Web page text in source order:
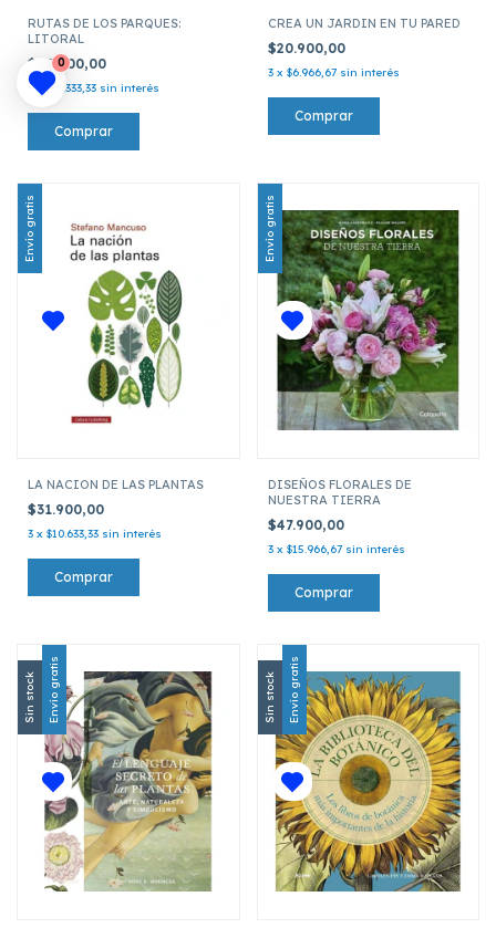
RUTAS DE LOS PARQUES:
LITORAL
$40.000,00
3 x$13.333,33 sin interés
CREA UN JARDIN EN TU PARED
$20.900,00
3 x $6.966,67 sin interés
Envío gratis
LA NACION DE LAS PLANTAS
$31.900,00
3 x $10.633,33 sin interés
Envío gratis
DISEÑOS FLORALES DE
NUESTRA TIERRA
$47.900,00
3 x $15.966,67 sin interés
Sin stock Envío gratis Sin stock Envío gratis
0